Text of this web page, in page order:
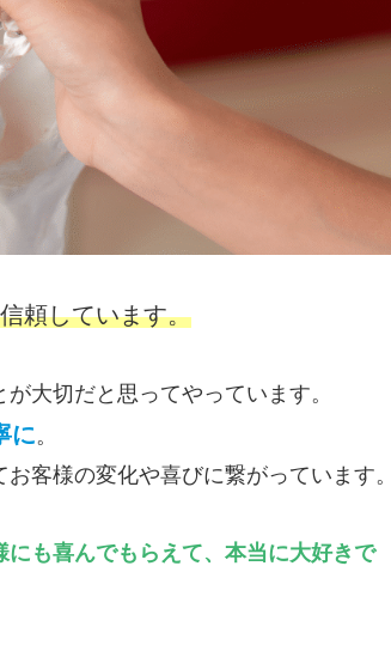
頼しています。
大切だと思ってやっています。
に。
客様の変化や喜びに繋がっています。
も喜んでもらえて、本当に大好きで